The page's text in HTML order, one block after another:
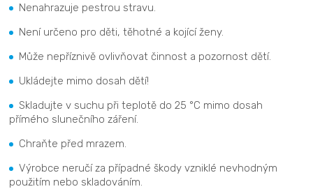
Nenahrazuje pestrou stravu.
Není určeno pro děti, těhotné a kojící ženy.
Může nepříznivě ovlivňovat činnost a pozornost dětí.
Ukládejte mimo dosah dětí!
Skladujte v suchu při teplotě do 25 °C mimo dosah
přímého slunečního záření.
Chraňte před mrazem.
Výrobce neručí za případné škody vzniklé nevhodným
použitím nebo skladováním.